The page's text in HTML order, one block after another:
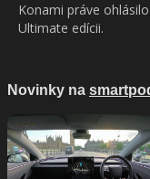
Konami práve
Ultimate edícii.